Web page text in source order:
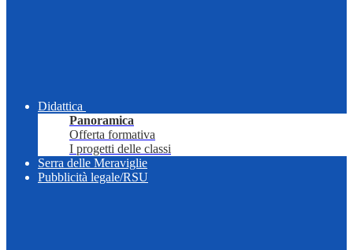
Didattica
Panoramica
Offerta formativa
I progetti delle classi
Serra delle Meraviglie
Pubblicità legale/RSU